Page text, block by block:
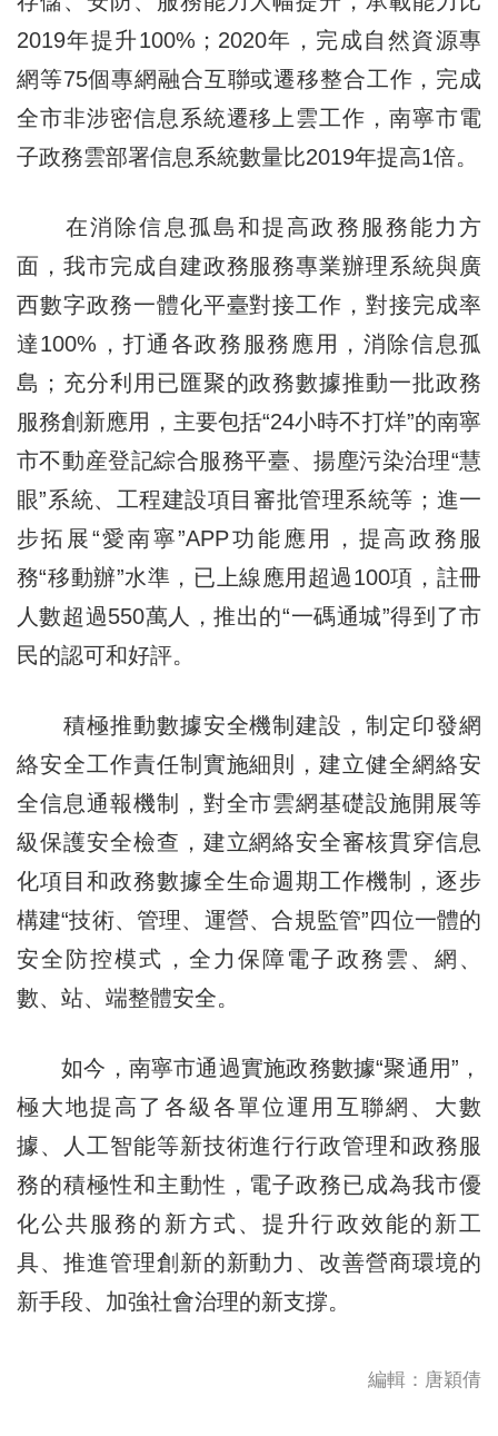
2019年提升100%；2020年，完成自然資源專
網等75個專網融合互聯或遷移整合工作，完成
全市非涉密信息系統遷移上雲工作，南寧市電
子政務雲部署信息系統數量比2019年提高1倍。
在消除信息孤島和提高政務服務能力方
面，我市完成自建政務服務專業辦理系統與廣
西數字政務一體化平臺對接工作，對接完成率
達100%，打通各政務服務應用，消除信息孤
島；充分利用已匯聚的政務數據推動一批政務
服務創新應用，主要包括“24小時不打烊”的南寧
市不動産登記綜合服務平臺、揚塵污染治理“慧
眼”系統、工程建設項目審批管理系統等；進一
步拓展“愛南寧”APP功能應用，提高政務服
務“移動辦”水準，已上線應用超過100項，註冊
人數超過550萬人，推出的“一碼通城”得到了市
民的認可和好評。
積極推動數據安全機制建設，制定印發網
絡安全工作責任制實施細則，建立健全網絡安
全信息通報機制，對全市雲網基礎設施開展等
級保護安全檢查，建立網絡安全審核貫穿信息
化項目和政務數據全生命週期工作機制，逐步
構建“技術、管理、運營、合規監管”四位一體的
安全防控模式，全力保障電子政務雲、網、
數、站、端整體安全。
如今，南寧市通過實施政務數據“聚通用”，
極大地提高了各級各單位運用互聯網、大數
據、人工智能等新技術進行行政管理和政務服
務的積極性和主動性，電子政務已成為我市優
化公共服務的新方式、提升行政效能的新工
具、推進管理創新的新動力、改善營商環境的
新手段、加強社會治理的新支撐。
編輯：唐穎倩